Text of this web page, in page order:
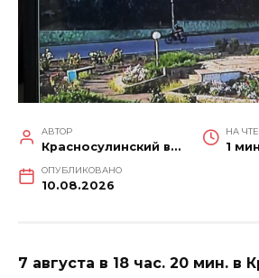
АВТОР
Красносулинский вестник
НА
1 мин
ОПУБЛИКОВАНО
10.08.2026
7 августа в 18 час. 20 мин. в